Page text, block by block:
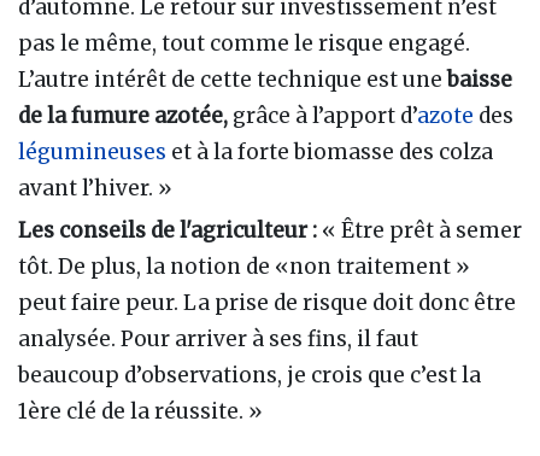
d’automne. Le retour sur investissement n’est
pas le même, tout comme le risque engagé.
L’autre intérêt de cette technique est unebaisse
de la fumure azotée, grâce à l’apport d’azote des
légumineuses et à la forte biomasse des colza
avant l’hiver. »
Les conseils de l'agriculteur : « Être prêt à semer
tôt. De plus, la notion de «non traitement »
peut faire peur. La prise de risque doit donc être
analysée. Pour arriver à ses fins, il faut
beaucoup d’observations, je crois que c’est la
1ère clé de la réussite. »